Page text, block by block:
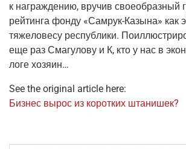
к награж­де­нию, вру­чив свое­об­раз­ный
рей­тин­га фон­ду «Самрук-Казы­на» как
тяже­ло­ве­су рес­пуб­ли­ки.
еще раз Сма­гу­ло­ву и К, кто у нас в
ло­ге хозяин…
See the original article here:
Биз­нес вырос из корот­ких штанишек?